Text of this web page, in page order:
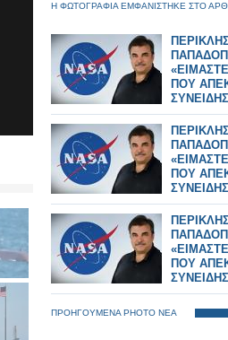
Η ΦΩΤΟΓΡΑΦΙΑ ΕΜΦΑΝΙΣΤΗΚΕ ΣΤΟ
ΠΟΥ
ΤΗΣ
Artemis II
ΠΟΥ
ΤΗΣ
Artemis II
ΠΟΥ
ΤΗΣ
Artemis II
ΠΡΟΗΓΟΥΜΕΝΑ PHOTO ΝΕΑ